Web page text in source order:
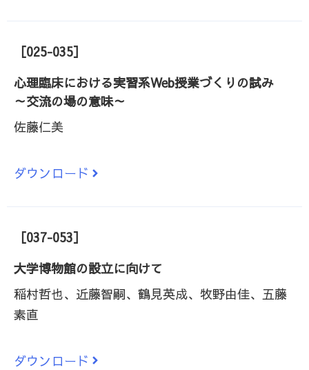
［025-035］
心理臨床における実習系Web授業づくりの試み
～交流の場の意味～
佐藤仁美
ダウンロード
［037-053］
大学博物館の設立に向けて
稲村哲也、近藤智嗣、鶴見英成、牧野由佳、五藤
素直
ダウンロード